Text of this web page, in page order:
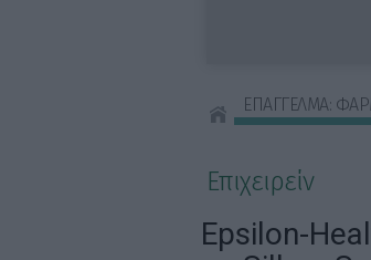
ΕΠΑΓΓΕΛΜΑ:
Επιχειρείν
Epsilon-